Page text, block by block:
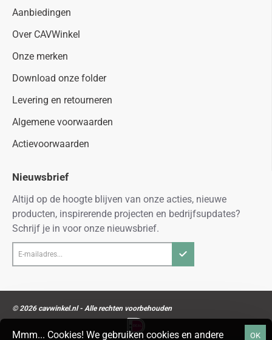
Mmm... Cookies! We gebruiken cookies en andere OK
Aanbiedingen
Over CAVWinkel
Onze merken
Download onze folder
Levering en retourneren
Algemene voorwaarden
Actievoorwaarden
Nieuwsbrief
Altijd op de hoogte blijven van onze acties, nieuwe
producten, inspirerende projecten en bedrijfsupdates?
Schrijf je in voor onze nieuwsbrief.
mailadres...
© 2026 cavwinkel.nl - Alle rechten voorbehouden